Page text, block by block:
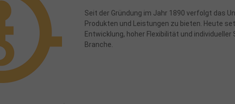
Seit der Gründung im Jahr 1890 verfolgt das
Produkten und Leistungen zu bieten. Heute
Entwicklung, hoher Flexibilität und
Branche.